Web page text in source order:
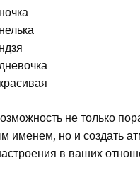
не только
именем, но и создать
в ваших